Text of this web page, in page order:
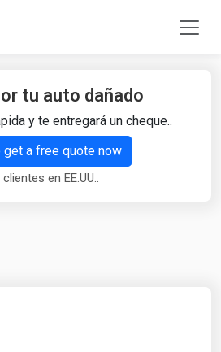
tu auto dañado
y te entregará un cheque..
get a free quote now
en EE.UU..